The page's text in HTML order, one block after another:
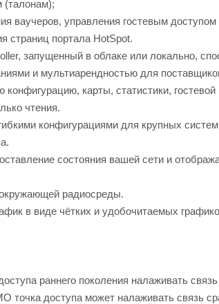
управления гостевым доступом
портала HotSpot.
запущенный в облаке или локально,
и мультиарендностью для
карты, статистики, гостевой
чтения.
конфигурациями для крупных
состояния вашей сети и
радиосреды.
в виде чётких и удобочитаемых
раннего поколения налаживать
точка доступа может налаживать связь